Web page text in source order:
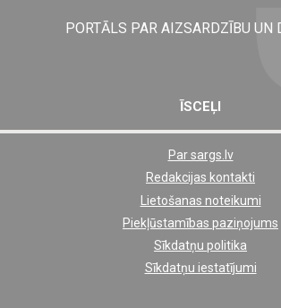
PORTĀLS PAR AIZSARDZĪBU UN
ĪSCEĻI
Par sargs.lv
Redakcijas kontakti
Lietošanas noteikumi
Piekļūstamības paziņojums
Sīkdatņu politika
Sīkdatņu iestatījumi